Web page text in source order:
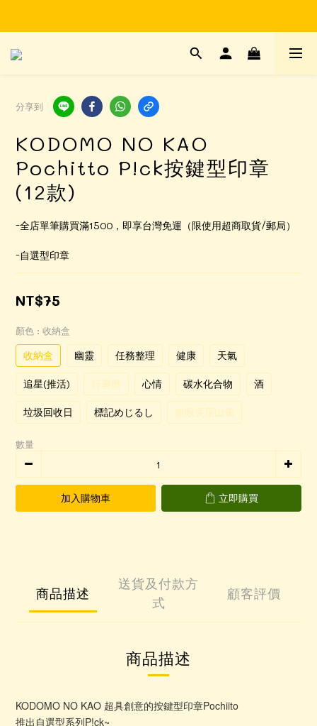
Time to enjoy STATIONERY!
分享到
KODOMO NO KAO
Pochitto P!ck按鍵型印章
(12款)
-全店單筆購買滿1500，即享台灣免運（限使用超商取貨/郵局）
-自選型印章
NT$75
顏色 : 收納盒
收納盒 幽靈 任務整理 健康 天氣
追星(推活) 行事曆 心情 碳水化合物 酒
垃圾回收日 標記めじるし 銀喉長尾山雀
數量
加入購物車 立即購買
商品描述
送貨及付款方
式
顧客評價
商品描述
KODOMO NO KAO 超具創意的按鍵型印章Pochiito
推出自選型系列P!ck~